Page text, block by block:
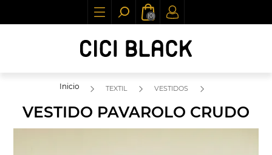
(0)
Inicio TEXTIL VESTIDOS
VESTIDO PAVAROLO CRUDO